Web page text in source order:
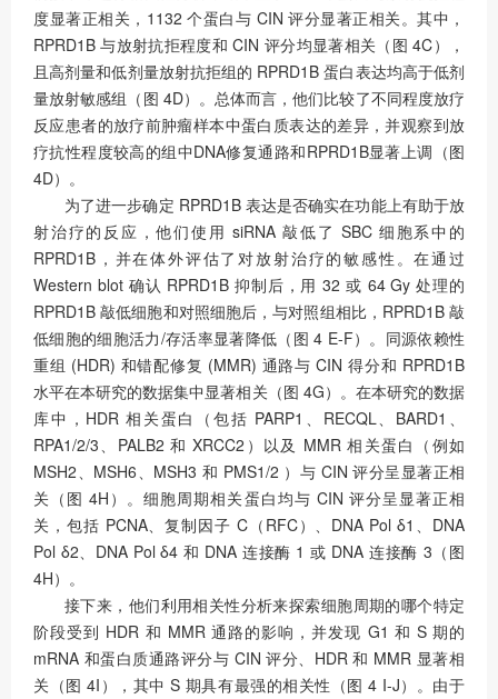
度显著正相关，1132 个蛋白与 CIN 评分显著正相关。其中，
RPRD1B 与放射抗拒程度和 CIN 评分均显著相关（图 4C），
且高剂量和低剂量放射抗拒组的 RPRD1B 蛋白表达均高于低剂
量放射敏感组（图 4D）。总体而言，他们比较了不同程度放疗
反应患者的放疗前肿瘤样本中蛋白质表达的差异，并观察到放
疗抗性程度较高的组中DNA修复通路和RPRD1B显著上调（图
4D）。
为了进一步确定 RPRD1B 表达是否确实在功能上有助于放
射治疗的反应，他们使用 siRNA 敲低了 SBC 细胞系中的
RPRD1B，并在体外评估了对放射治疗的敏感性。在通过
Western blot 确认 RPRD1B 抑制后，用 32 或 64 Gy 处理的
RPRD1B 敲低细胞和对照细胞后，与对照组相比，RPRD1B 敲
低细胞的细胞活力/存活率显著降低（图 4 E-F）。同源依赖性
重组 (HDR) 和错配修复 (MMR) 通路与 CIN 得分和 RPRD1B
水平在本研究的数据集中显著相关（图 4G）。在本研究的数据
库中，HDR 相关蛋白（包括 PARP1、RECQL、BARD1、
RPA1/2/3、PALB2 和 XRCC2）以及 MMR 相关蛋白（例如
MSH2、MSH6、MSH3 和 PMS1/2 ）与 CIN 评分呈显著正相
关（图 4H）。细胞周期相关蛋白均与 CIN 评分呈显著正相
关，包括 PCNA、复制因子 C（RFC）、DNA Pol δ1、DNA
Pol δ2、DNA Pol δ4 和 DNA 连接酶 1 或 DNA 连接酶 3（图
4H）。
接下来，他们利用相关性分析来探索细胞周期的哪个特定
阶段受到 HDR 和 MMR 通路的影响，并发现 G1 和 S 期的
mRNA 和蛋白质通路评分与 CIN 评分、HDR 和 MMR 显著相
关（图 4I），其中 S 期具有最强的相关性（图 4 I-J）。由于